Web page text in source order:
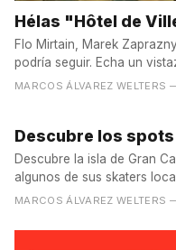
Hélas "Hôtel de
Flo Mirtain, Marek
podría seguir. Echa un
MARCOS ÁLVAREZ WELTERS
Descubre los spots
Descubre la isla de Gran
MARCOS ÁLVAREZ WELTERS